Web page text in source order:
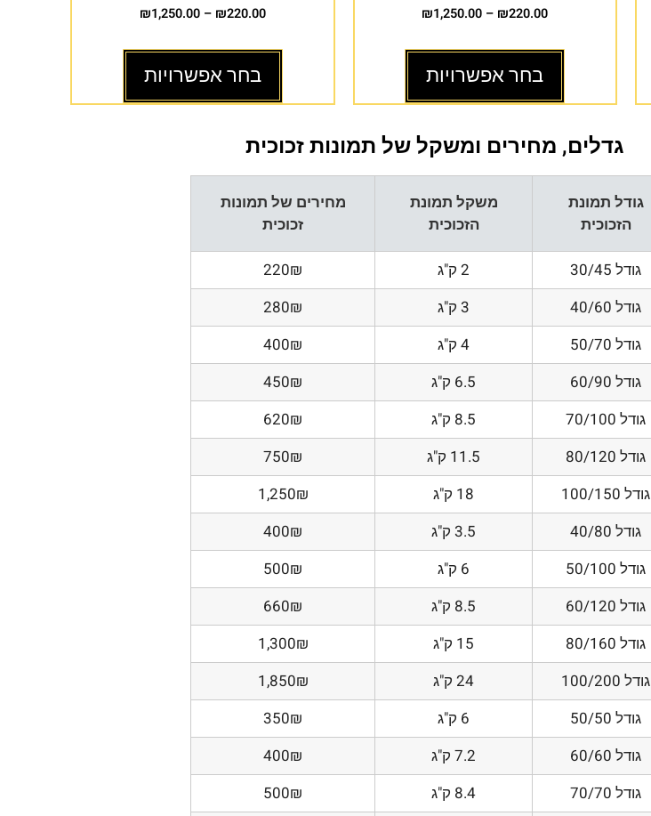
₪220.00
–
₪1,250.00
בחר אפשרויות
₪220.00
–
₪1,250.00
בחר אפשרויות
גדלים, מחירים ומשקל של תמונות זכוכית
גודל תמונת
הזכוכית
משקל תמונת
הזכוכית
מחירים של תמונות
זכוכית
גודל 30/45 2 ק"ג
220₪
גודל 40/60
3 ק"ג
280₪
גודל 50/70
4 ק"ג
400₪
גודל 60/90
6.5 ק"ג
450₪
גודל 70/100
8.5 ק"ג
620₪
גודל 80/120
11.5 ק"ג
750₪
גודל 100/150
18 ק"ג
1,250₪
גודל 40/80
3.5 ק"ג
400₪
גודל 50/100
6 ק"ג
500₪
גודל 60/120
8.5 ק"ג
660₪
גודל 80/160
15 ק"ג
1,300₪
גודל 100/200
24 ק"ג
1,850₪
גודל 50/50
6 ק"ג
350₪
גודל 60/60
7.2 ק"ג
400₪
גודל 70/70
8.4 ק"ג 500₪